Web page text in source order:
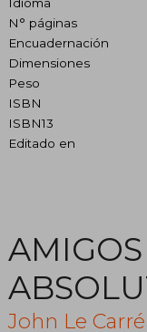
N° páginas
Encuadernación
Dimensiones
Peso
ISBN
ISBN13
Editado en
AMIGOS
John Le Carré